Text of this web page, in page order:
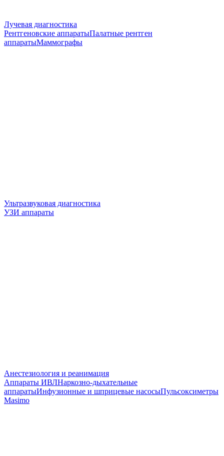
Лучевая диагностика
Рентгеновские аппаратыПалатные рентген
аппаратыМаммографы
Ультразвуковая диагностика
УЗИ аппараты
Анестезиология и реанимация
Аппараты ИВЛНаркозно-дыхательные
аппаратыИнфузионные и шприцевые насосыПульсоксиметры
Masimo